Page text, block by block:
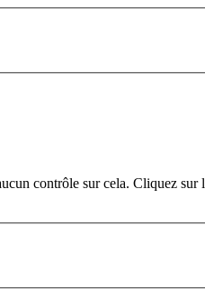
contrôle sur cela. Cliquez